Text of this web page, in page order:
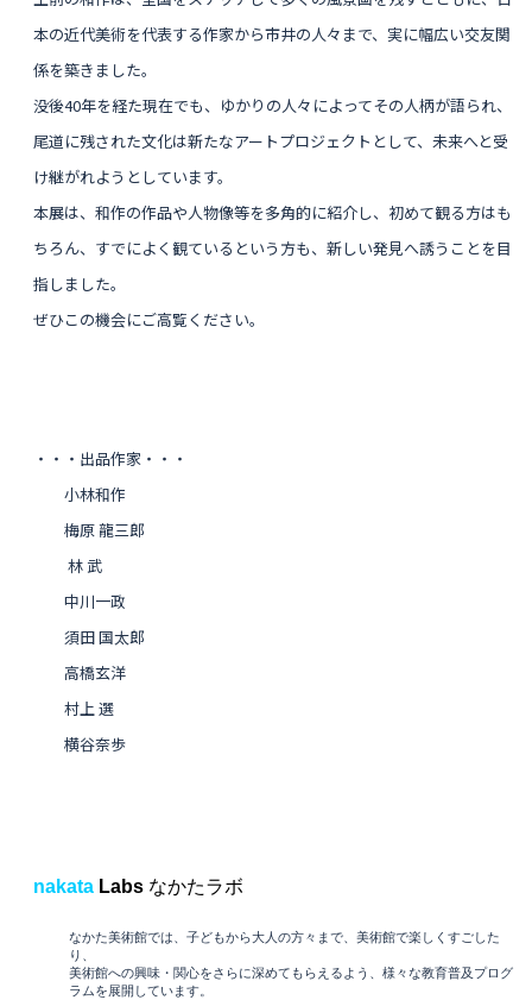
本の近代美術を代表する作家から市井の人々まで、実に幅広い交友関
係を築きました。
没後40年を経た現在でも、ゆかりの人々によってその人柄が語られ、
尾道に残された文化は新たなアートプロジェクトとして、未来へと受
け継がれようとしています。
本展は、和作の作品や人物像等を多角的に紹介し、初めて観る方はも
ちろん、すでによく観ているという方も、新しい発見へ誘うことを目
指しました。
ぜひこの機会にご高覧ください。
・・・出品作家・・・
小林和作
梅原 龍三郎
林 武
中川一政
須田 国太郎
高橋玄洋
村上 選
横谷奈歩
nakata Labs なかたラボ
なかた美術館では、子どもから大人の方々まで、美術館で楽しくすごした
り、
美術館への興味・関心をさらに深めてもらえるよう、様々な教育普及プログ
ラムを展開しています。